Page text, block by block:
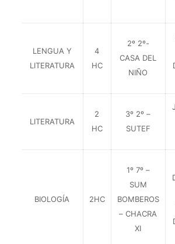
LENGUA Y
LITERATURA
4
HC
2º 2º-
CASA DEL
NIÑO
LITERATURA
2
HC
3º 2º –
SUTEF
BIOLOGÍA 2HC
1º 7º –
SUM
BOMBEROS
– CHACRA
XI